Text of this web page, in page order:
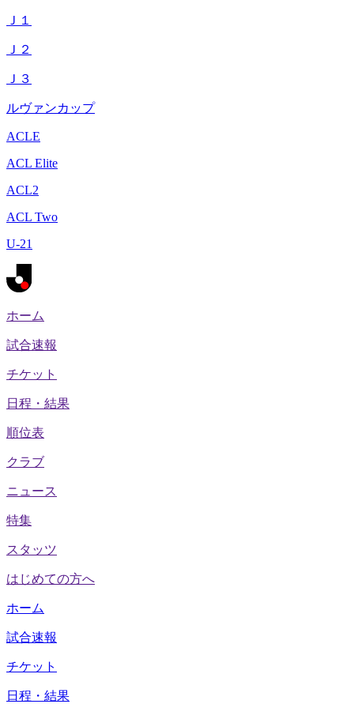
Ｊ１
Ｊ２
Ｊ３
ルヴァンカップ
ACLE
ACL Elite
ACL2
ACL Two
U-21
ホーム
試合速報
チケット
日程・結果
順位表
クラブ
ニュース
特集
スタッツ
はじめての方へ
ホーム
試合速報
チケット
日程・結果